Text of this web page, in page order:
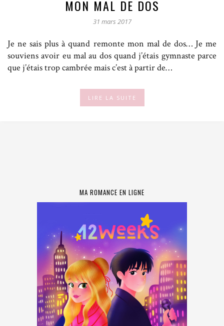
MON MAL DE DOS
31 mars 2017
Je ne sais plus à quand remonte mon mal de dos… Je me
souviens avoir eu mal au dos quand j’étais gymnaste parce
que j’étais trop cambrée mais c’est à partir de…
LIRE LA SUITE
MA ROMANCE EN LIGNE